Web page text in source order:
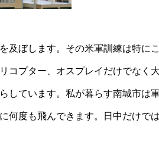
及ぼします。その米軍訓練は特に
コプター、オスプレイだけでなく
しています。私が暮らす南城市は
何度も飛んできます。日中だけで